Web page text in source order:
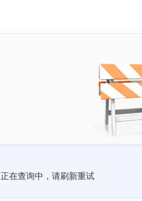
正在查询中，请刷新重试